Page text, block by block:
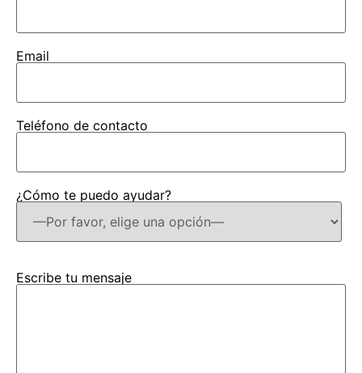
Email
Teléfono de contacto
¿Cómo te puedo ayudar?
Escribe tu mensaje